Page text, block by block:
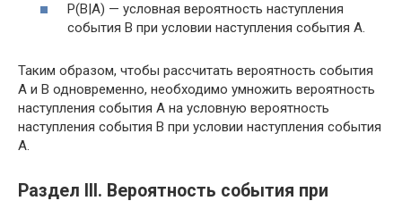
P(B|A) — условная вероятность наступления
события B при условии наступления события A.
Таким образом, чтобы рассчитать вероятность события
A и B одновременно, необходимо умножить вероятность
наступления события A на условную вероятность
наступления события B при условии наступления события
A.
Раздел III. Вероятность события при